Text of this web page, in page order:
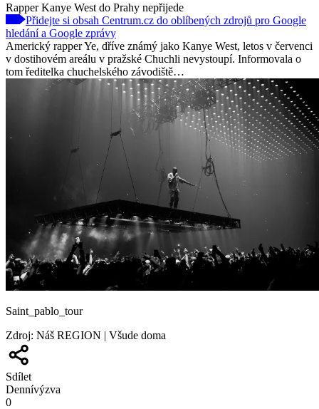
Rapper Kanye West do Prahy nepřijede
Přidejte si obsah Centrum.cz do oblíbených zdrojů pro Google
hledání a Google zprávy
Americký rapper Ye, dříve známý jako Kanye West, letos v červenci
v dostihovém areálu v pražské Chuchli nevystoupí. Informovala o
tom ředitelka chuchelského závodiště…
Saint_pablo_tour
Zdroj: Náš REGION | Všude doma
Sdílet
Dennívýzva
0